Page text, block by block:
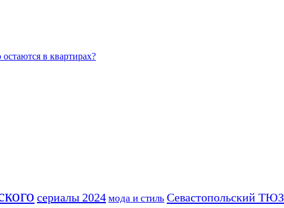
в квартирах?
сериалы 2024 мода и стиль Севастопольский ТЮЗ